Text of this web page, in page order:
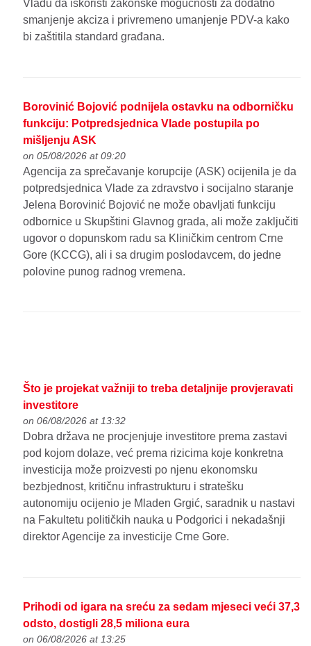
Vladu da iskoristi zakonske mogućnosti za dodatno
smanjenje akciza i privremeno umanjenje PDV-a kako
bi zaštitila standard građana.
Borovinić Bojović podnijela ostavku na odborničku
funkciju: Potpredsjednica Vlade postupila po
mišljenju ASK
on 05/08/2026 at 09:20
Agencija za sprečavanje korupcije (ASK) ocijenila je da
potpredsjednica Vlade za zdravstvo i socijalno staranje
Jelena Borovinić Bojović ne može obavljati funkciju
odbornice u Skupštini Glavnog grada, ali može zaključiti
ugovor o dopunskom radu sa Kliničkim centrom Crne
Gore (KCCG), ali i sa drugim poslodavcem, do jedne
polovine punog radnog vremena.
Što je projekat važniji to treba detaljnije provjeravati
investitore
on 06/08/2026 at 13:32
Dobra država ne procjenjuje investitore prema zastavi
pod kojom dolaze, već prema rizicima koje konkretna
investicija može proizvesti po njenu ekonomsku
bezbjednost, kritičnu infrastrukturu i stratešku
autonomiju ocijenio je Mladen Grgić, saradnik u nastavi
na Fakultetu političkih nauka u Podgorici i nekadašnji
direktor Agencije za investicije Crne Gore.
Prihodi od igara na sreću za sedam mjeseci veći 37,3
odsto, dostigli 28,5 miliona eura
on 06/08/2026 at 13:25